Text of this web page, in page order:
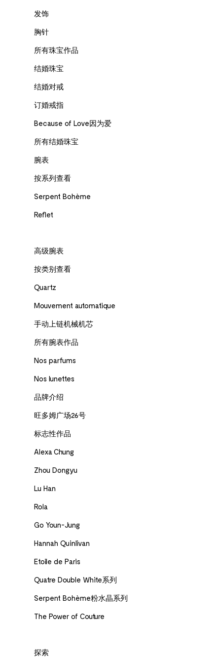
发饰
胸针
所有珠宝作品
结婚珠宝
结婚对戒
订婚戒指
Because of Love因为爱
所有结婚珠宝
腕表
按系列查看
Serpent Bohème
Reflet
高级腕表
按类别查看
Quartz
Mouvement automatique
手动上链机械机芯
所有腕表作品
Nos parfums
Nos lunettes
品牌介绍
旺多姆广场26号
标志性作品
Alexa Chung
Zhou Dongyu
Lu Han
Rola
Go Youn-Jung
Hannah Quinlivan
Etoile de Paris
Quatre Double White系列
Serpent Bohème粉水晶系列
The Power of Couture
探索